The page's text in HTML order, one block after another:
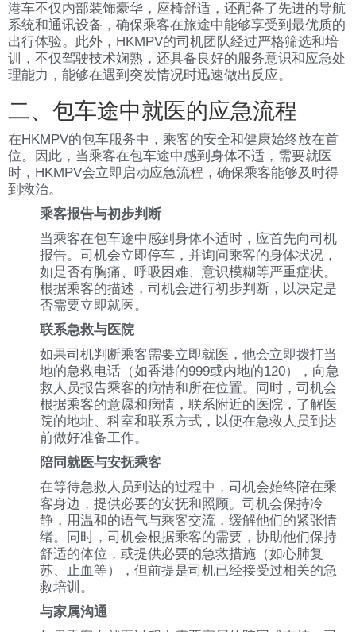
港车不仅内部装饰豪华，座椅舒适，还配备了先进的导航
系统和通讯设备，确保乘客在旅途中能够享受到最优质的
出行体验。此外，HKMPV的司机团队经过严格筛选和培
训，不仅驾驶技术娴熟，还具备良好的服务意识和应急处
理能力，能够在遇到突发情况时迅速做出反应。
二、包车途中就医的应急流程
在HKMPV的包车服务中，乘客的安全和健康始终放在首
位。因此，当乘客在包车途中感到身体不适，需要就医
时，HKMPV会立即启动应急流程，确保乘客能够及时得
到救治。
乘客报告与初步判断
当乘客在包车途中感到身体不适时，应首先向司机
报告。司机会立即停车，并询问乘客的身体状况，
如是否有胸痛、呼吸困难、意识模糊等严重症状。
根据乘客的描述，司机会进行初步判断，以决定是
否需要立即就医。
联系急救与医院
如果司机判断乘客需要立即就医，他会立即拨打当
地的急救电话（如香港的999或内地的120），向急
救人员报告乘客的病情和所在位置。同时，司机会
根据乘客的意愿和病情，联系附近的医院，了解医
院的地址、科室和联系方式，以便在急救人员到达
前做好准备工作。
陪同就医与安抚乘客
在等待急救人员到达的过程中，司机会始终陪在乘
客身边，提供必要的安抚和照顾。司机会保持冷
静，用温和的语气与乘客交流，缓解他们的紧张情
绪。同时，司机会根据乘客的需要，协助他们保持
舒适的体位，或提供必要的急救措施（如心肺复
苏、止血等），但前提是司机已经接受过相关的急
救培训。
与家属沟通